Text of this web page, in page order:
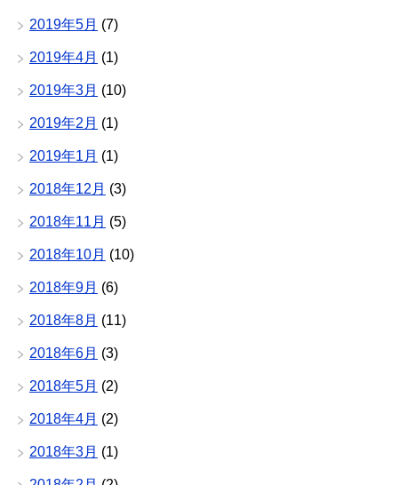
2019年5月 (7)
2019年4月 (1)
2019年3月 (10)
2019年2月 (1)
2019年1月 (1)
2018年12月 (3)
2018年11月 (5)
2018年10月 (10)
2018年9月 (6)
2018年8月 (11)
2018年6月 (3)
2018年5月 (2)
2018年4月 (2)
2018年3月 (1)